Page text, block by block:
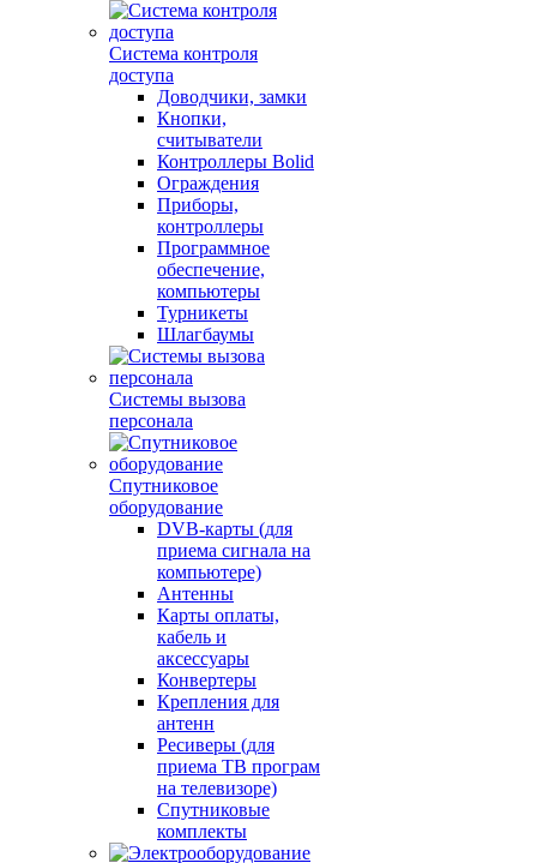
Система контроля
доступа
Доводчики, замки
Кнопки,
считыватели
Контроллеры Bolid
Ограждения
Приборы,
контроллеры
Программное
обеспечение,
компьютеры
Турникеты
Шлагбаумы
Системы вызова
персонала
Спутниковое
оборудование
DVB-карты (для
приема сигнала на
компьютере)
Антенны
Карты оплаты,
кабель и
аксессуары
Конвертеры
Крепления для
антенн
Ресиверы (для
приема ТВ програм
на телевизоре)
Спутниковые
комплекты